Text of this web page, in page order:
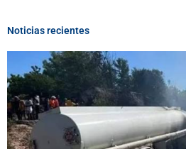
Noticias recientes